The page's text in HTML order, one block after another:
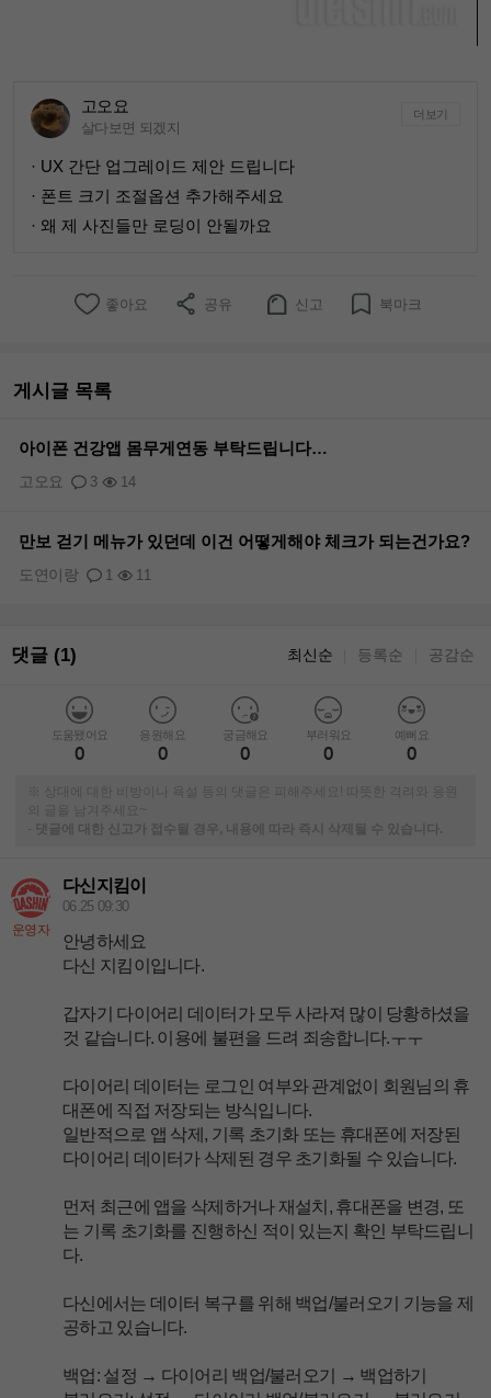
고오요
살다보면 되겠지
더보기
· UX 간단 업그레이드 제안 드립니다
· 폰트 크기 조절옵션 추가해주세요
· 왜 제 사진들만 로딩이 안될까요
좋아요 공유 신고 북마크
게시글 목록
아이폰 건강앱 몸무게연동 부탁드립니다…
3 14
고오요
만보 걷기 메뉴가 있던데 이건 어떻게해야 체크가 되는건가요?
1 11
도연이랑
댓글 (1) 최신순 등록순 공감순
도움됐어요
0
응원해요
0
궁금해요
0
부러워요
0
예뻐요
0
※ 상대에 대한 비방이나 욕설 등의 댓글은 피해주세요! 따뜻한 격려와 응원
의 글을 남겨주세요~
-
댓글에 대한 신고가 접수될 경우, 내용에 따라 즉시 삭제될 수 있습니다.
운영자
다신지킴이
06.25 09:30
안녕하세요
다신 지킴이입니다.
갑자기 다이어리 데이터가 모두 사라져 많이 당황하셨을
것 같습니다. 이용에 불편을 드려 죄송합니다.ㅜㅜ
다이어리 데이터는 로그인 여부와 관계없이 회원님의 휴
대폰에 직접 저장되는 방식입니다.
일반적으로 앱 삭제, 기록 초기화 또는 휴대폰에 저장된
다이어리 데이터가 삭제된 경우 초기화될 수 있습니다.
먼저 최근에 앱을 삭제하거나 재설치, 휴대폰을 변경, 또
는 기록 초기화를 진행하신 적이 있는지 확인 부탁드립니
다.
다신에서는 데이터 복구를 위해 백업/불러오기 기능을 제
공하고 있습니다.
백업: 설정 → 다이어리 백업/불러오기 → 백업하기